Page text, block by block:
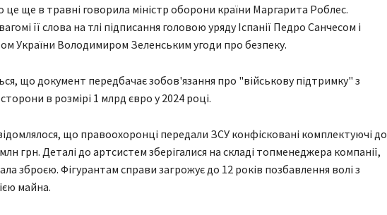
це ще в травні говорила міністр оборони країни Маргарита Роблес.
її слова на тлі підписання головою уряду Іспанії Педро Санчесом і
України Володимиром Зеленським угоди про безпеку.
що документ передбачає зобов'язання про "військову підтримку" з
сторони в розмірі 1 млрд євро у 2024 році.
що правоохоронці передали ЗСУ конфісковані комплектуючі до
грн. Деталі до артсистем зберігалися на складі топменеджера компанії,
зброєю. Фігурантам справи загрожує до 12 років позбавлення волі з
майна.